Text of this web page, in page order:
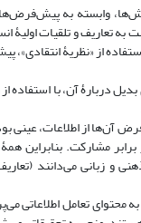
وابسته به
تعاریف و تلقیات اولیۀ
از «نظریۀ
دربارۀ آن، با
آن‌ها از اطلاعات، عینی
مشارکت. بنابراین
و زبانی می‌دانند
تعامل اطلاعاتی